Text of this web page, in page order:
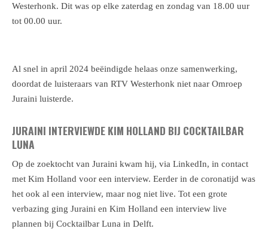
Westerhonk. Dit was op elke zaterdag en zondag van 18.00 uur
tot 00.00 uur.
Al snel in april 2024 beëindigde helaas onze samenwerking,
doordat de luisteraars van RTV Westerhonk niet naar Omroep
Juraini luisterde.
JURAINI INTERVIEWDE KIM HOLLAND BIJ COCKTAILBAR
LUNA
Op de zoektocht van Juraini kwam hij, via LinkedIn, in contact
met Kim Holland voor een interview. Eerder in de coronatijd was
het ook al een interview, maar nog niet live. Tot een grote
verbazing ging Juraini en Kim Holland een interview live
plannen bij Cocktailbar Luna in Delft.